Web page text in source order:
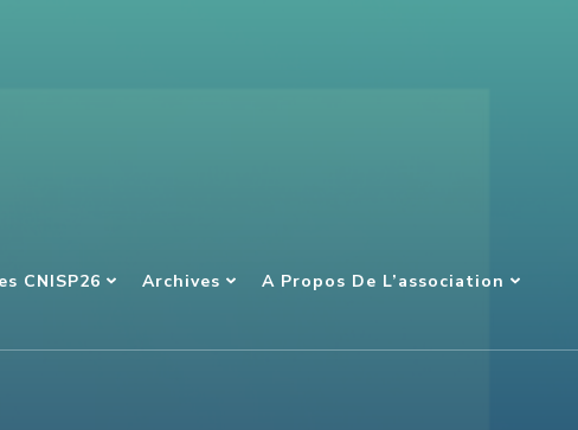
CNISP26 Archives A Propos De L’association